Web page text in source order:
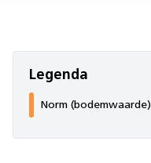
Legenda
Norm (bodemwaarde)